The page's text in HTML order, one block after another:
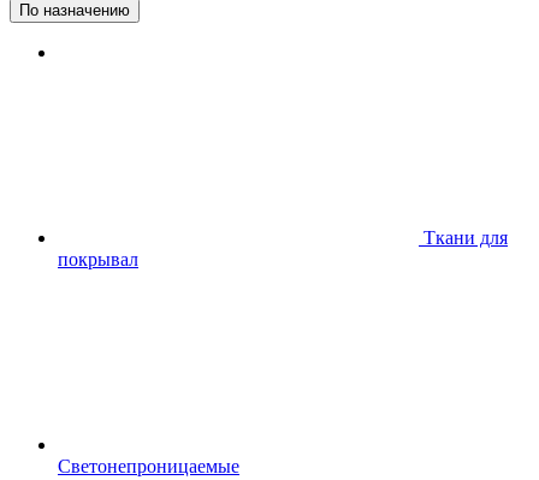
По назначению
Ткани для
покрывал
Светонепроницаемые